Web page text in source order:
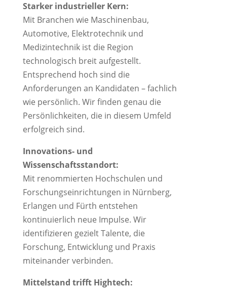
Starker industrieller Kern:
Mit Branchen wie Maschinenbau,
Automotive, Elektrotechnik und
Medizintechnik ist die Region
technologisch breit aufgestellt.
Entsprechend hoch sind die
Anforderungen an Kandidaten – fachlich
wie persönlich. Wir finden genau die
Persönlichkeiten, die in diesem Umfeld
erfolgreich sind.
Innovations- und
Wissenschaftsstandort:
Mit renommierten Hochschulen und
Forschungseinrichtungen in Nürnberg,
Erlangen und Fürth entstehen
kontinuierlich neue Impulse. Wir
identifizieren gezielt Talente, die
Forschung, Entwicklung und Praxis
miteinander verbinden.
Mittelstand trifft Hightech: